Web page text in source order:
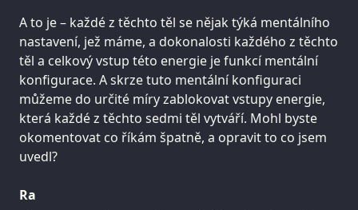
A to je – každé z těchto těl se nějak týká mentálního
nastavení, jež máme, a dokonalosti každého z těchto
těl a celkový vstup této energie je funkcí mentální
konfigurace. A skrze tuto mentální konfiguraci
můžeme do určité míry zablokovat vstupy energie,
která každé z těchto sedmi těl vytváří. Mohl byste
okomentovat co říkám špatně, a opravit to co jsem
uvedl?
Ra